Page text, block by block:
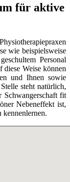
für aktive
wie beispielsweise
Personal
diese Weise können
und Ihnen sowie
steht natürlich,
Schwangerschaft fit
Nebeneffekt ist,
kennenlernen.